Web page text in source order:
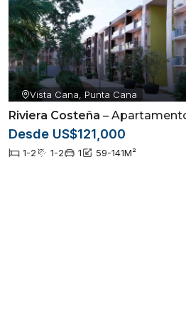
Vista Cana, Punta Cana
Riviera Costeña – Apartamentos con swim up ubicados en Vista Cana,
Desde US$121,000
1-2 1-2 1 59-141M²